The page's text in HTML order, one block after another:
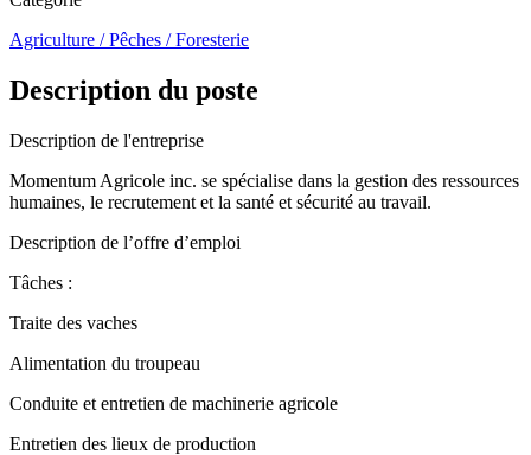
Agriculture / Pêches / Foresterie
Description du poste
Description de l'entreprise
Momentum Agricole inc. se spécialise dans la gestion des ressources
humaines, le recrutement et la santé et sécurité au travail.
Description de l’offre d’emploi
Tâches :
Traite des vaches
Alimentation du troupeau
Conduite et entretien de machinerie agricole
Entretien des lieux de production